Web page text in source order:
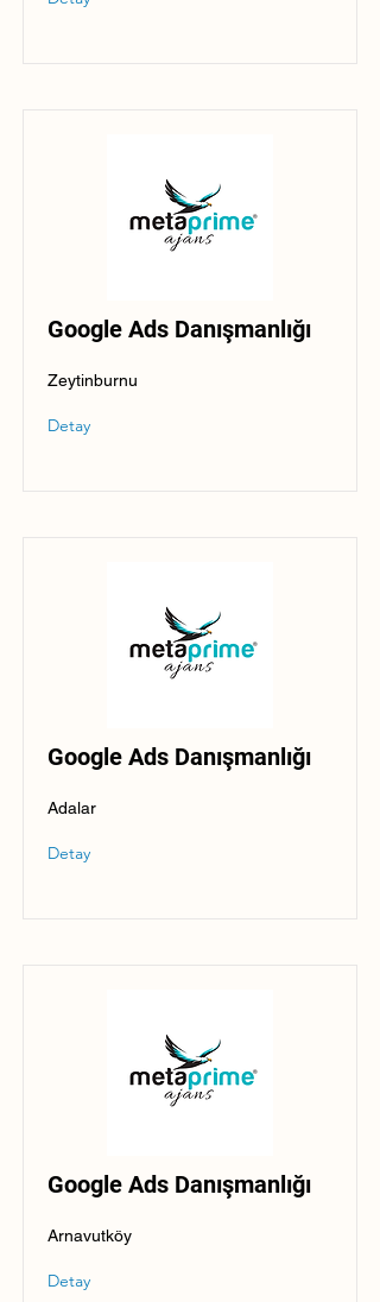
Google Ads Danışmanlığı
Zeytinburnu
Detay
Google Ads Danışmanlığı
Adalar
Detay
Google Ads Danışmanlığı
Arnavutköy
Detay